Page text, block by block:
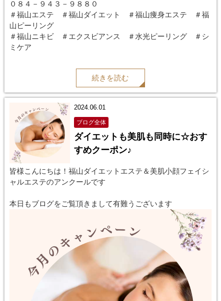
０８４－９４３－９８８０
＃福山エステ ＃福山ダイエット ＃福山痩身エステ ＃福
山ピーリング
＃福山ニキビ ＃エクスビアンス ＃水光ピーリング ＃シ
ミケア
続きを読む
2024.06.01
ブログ全体
ダイエットも美肌も同時に☆おす
すめクーポン♪
皆様こんにちは！福山ダイエットエステ＆美肌小顔フェイシ
ャルエステのアンクールです
本日もブログをご覧頂きまして有難うございます